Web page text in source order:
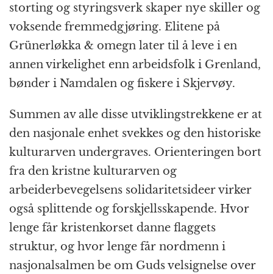
storting og styringsverk skaper nye skiller og
voksende fremmedgjøring. Elitene på
Grünerløkka & omegn later til å leve i en
annen virkelighet enn arbeidsfolk i Grenland,
bønder i Namdalen og fiskere i Skjervøy.
Summen av alle disse utviklingstrekkene er at
den nasjonale enhet svekkes og den historiske
kulturarven undergraves. Orienteringen bort
fra den kristne kulturarven og
arbeiderbevegelsens solidaritetsideer virker
også splittende og forskjellsskapende. Hvor
lenge får kristenkorset danne flaggets
struktur, og hvor lenge får nordmenn i
nasjonalsalmen be om Guds velsignelse over